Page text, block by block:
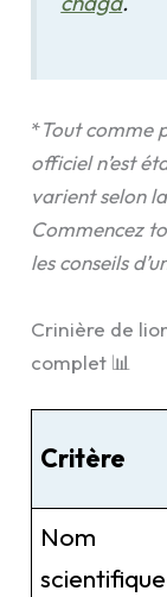
*Tout comme
officiel n’est
varient selon
Commencez
les conseils
Crinière de
complet 📊
Critère
Nom
scientifique